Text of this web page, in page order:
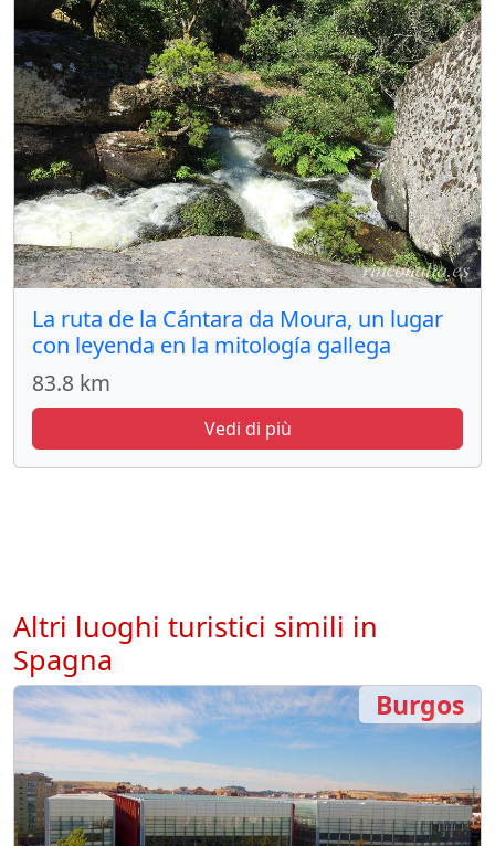
La ruta de la Cántara da Moura, un lugar
con leyenda en la mitología gallega
83.8 km
Vedi di più
Altri luoghi turistici simili in
Spagna
Burgos